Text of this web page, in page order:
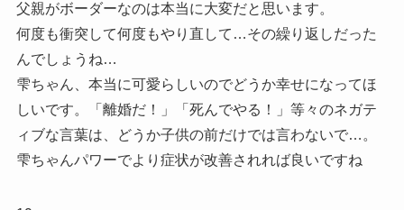
父親がボーダーなのは本当に大変だと思います。
何度も衝突して何度もやり直して…その繰り返しだった
んでしょうね…
雫ちゃん、本当に可愛らしいのでどうか幸せになってほ
しいです。「離婚だ！」「死んでやる！」等々のネガテ
ィブな言葉は、どうか子供の前だけでは言わないで…。
雫ちゃんパワーでより症状が改善されれば良いですね